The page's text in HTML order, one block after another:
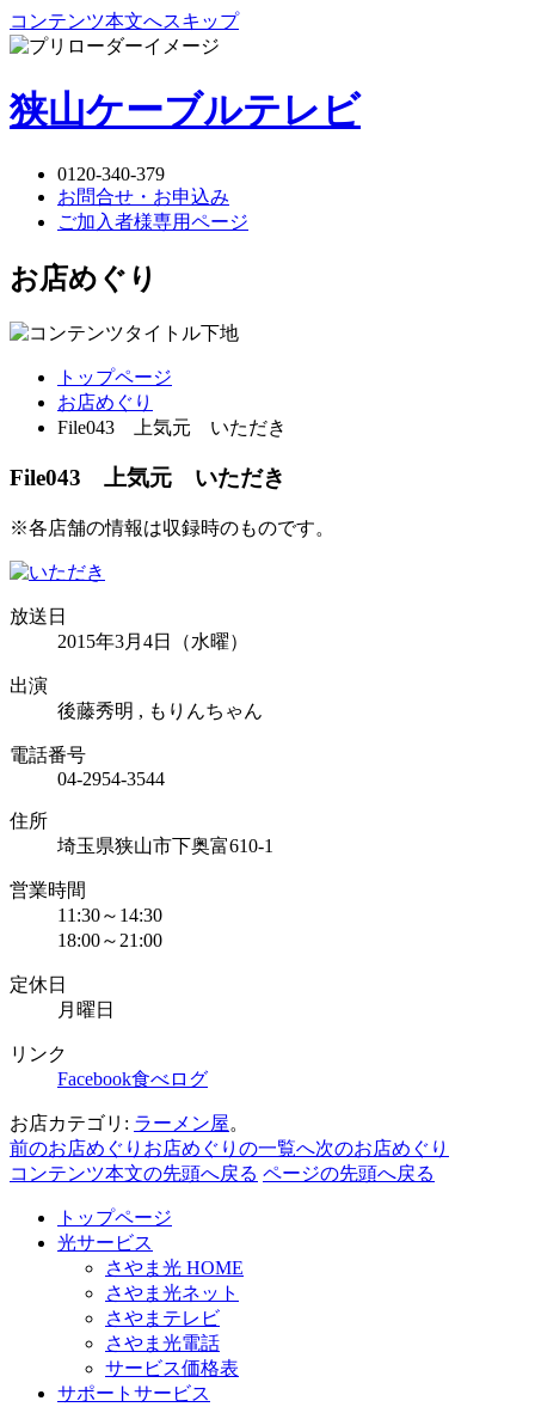
コンテンツ本文へスキップ
狭山ケーブルテレビ
0120-340-379
お問合せ・お申込み
ご加入者様専用ページ
お店めぐり
トップページ
お店めぐり
File043 上気元 いただき
File043 上気元 いただき
※各店舗の情報は収録時のものです。
放送日
2015年3月4日（水曜）
出演
後藤秀明 , もりんちゃん
電話番号
04-2954-3544
住所
埼玉県狭山市下奥富610-1
営業時間
11:30～14:30
18:00～21:00
定休日
月曜日
リンク
Facebook食べログ
お店カテゴリ: ラーメン屋。
前のお店めぐり お店めぐりの一覧へ次のお店めぐり
コンテンツ本文の先頭へ戻る ページの先頭へ戻る
トップページ
光サービス
さやま光 HOME
さやま光ネット
さやまテレビ
さやま光電話
サービス価格表
サポートサービス